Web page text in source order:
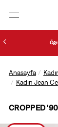
Anasayfa
Kadın Jean
CROPPED